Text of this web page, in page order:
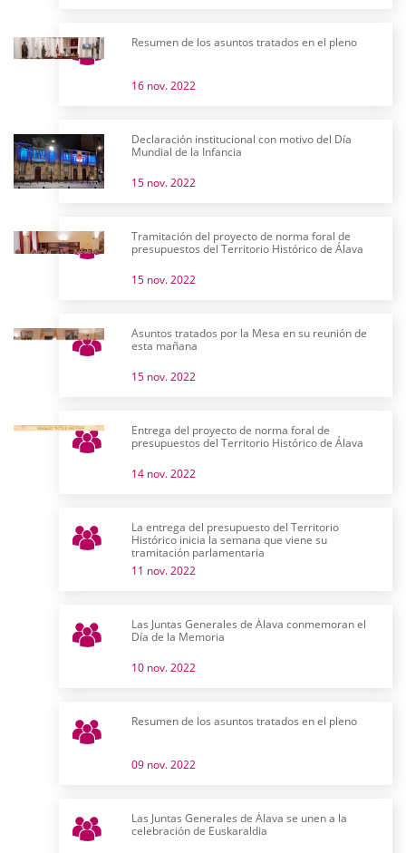
Resumen de los asuntos tratados en el pleno
16 nov. 2022
Declaración institucional con motivo del Día
Mundial de la Infancia
15 nov. 2022
Tramitación del proyecto de norma foral de
presupuestos del Territorio Histórico de Álava
15 nov. 2022
Asuntos tratados por la Mesa en su reunión de
esta mañana
15 nov. 2022
Entrega del proyecto de norma foral de
presupuestos del Territorio Histórico de Álava
14 nov. 2022
La entrega del presupuesto del Territorio
Histórico inicia la semana que viene su
tramitación parlamentaria
11 nov. 2022
Las Juntas Generales de Álava conmemoran el
Día de la Memoria
10 nov. 2022
Resumen de los asuntos tratados en el pleno
09 nov. 2022
Las Juntas Generales de Álava se unen a la
celebración de Euskaraldia